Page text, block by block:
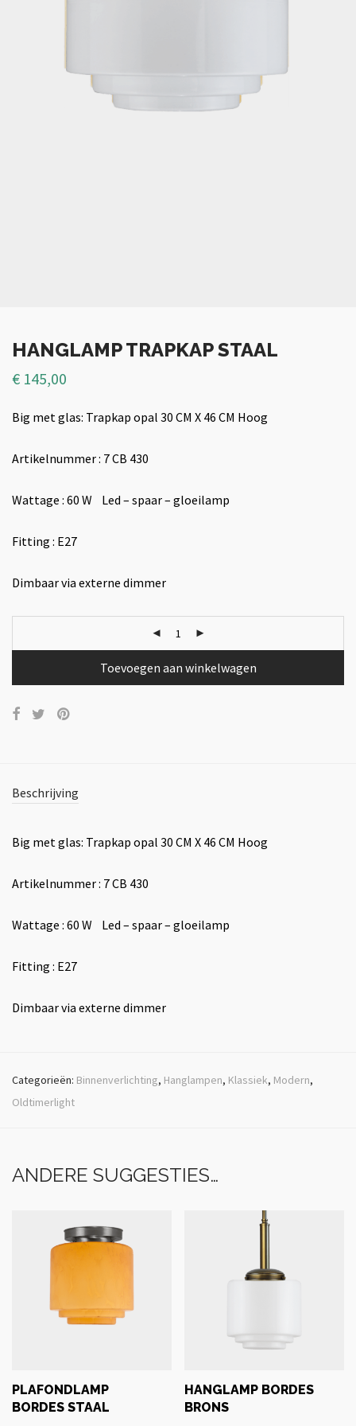
HANGLAMP TRAPKAP STAAL
€ 145,00
Big met glas: Trapkap opal 30 CM X 46 CM Hoog
Artikelnummer : 7 CB 430
Wattage : 60 W Led – spaar – gloeilamp
Fitting : E27
Dimbaar via externe dimmer
Toevoegen aan winkelwagen
Beschrijving
Big met glas: Trapkap opal 30 CM X 46 CM Hoog
Artikelnummer : 7 CB 430
Wattage : 60 W Led – spaar – gloeilamp
Fitting : E27
Dimbaar via externe dimmer
Categorieën: Binnenverlichting, Hanglampen, Klassiek, Modern,
Oldtimerlight
ANDERE SUGGESTIES…
PLAFONDLAMP
BORDES STAAL
HANGLAMP BORDES
BRONS